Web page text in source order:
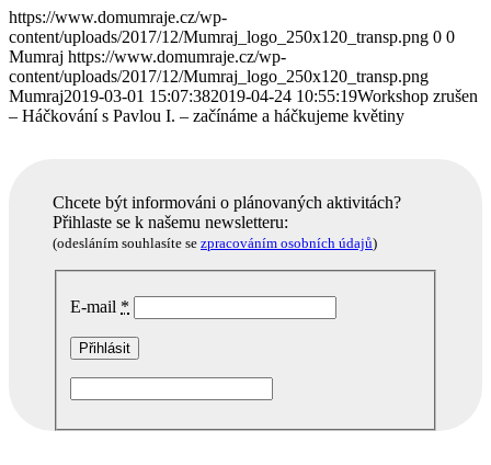
https://www.domumraje.cz/wp-
content/uploads/2017/12/Mumraj_logo_250x120_transp.png 0 0
Mumraj https://www.domumraje.cz/wp-
content/uploads/2017/12/Mumraj_logo_250x120_transp.png
Mumraj2019-03-01 15:07:382019-04-24 10:55:19Workshop zrušen
– Háčkování s Pavlou I. – začínáme a háčkujeme květiny
Chcete být informováni o plánovaných aktivitách?
Přihlaste se k našemu newsletteru:
(odesláním souhlasíte se zpracováním osobních údajů)
E-mail *